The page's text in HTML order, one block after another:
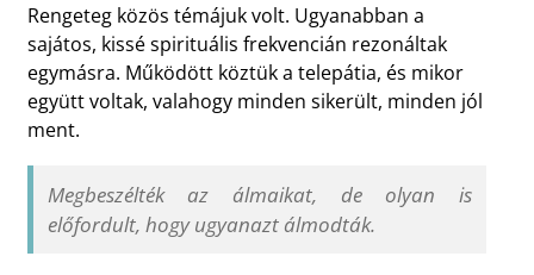
Rengeteg közös témájuk volt. Ugyanabban a
sajátos, kissé spirituális frekvencián rezonáltak
egymásra. Működött köztük a telepátia, és mikor
együtt voltak, valahogy minden sikerült, minden jól
ment.
Megbeszélték az álmaikat, de olyan is
előfordult, hogy ugyanazt álmodták.